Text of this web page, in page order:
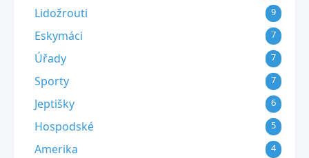
Lidožrouti 9
Eskymáci 7
Úřady 7
Sporty 7
Jeptišky 6
Hospodské 5
Amerika 4